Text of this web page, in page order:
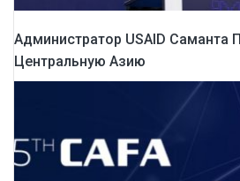
Администратор USAID Саманта
Центральную Азию